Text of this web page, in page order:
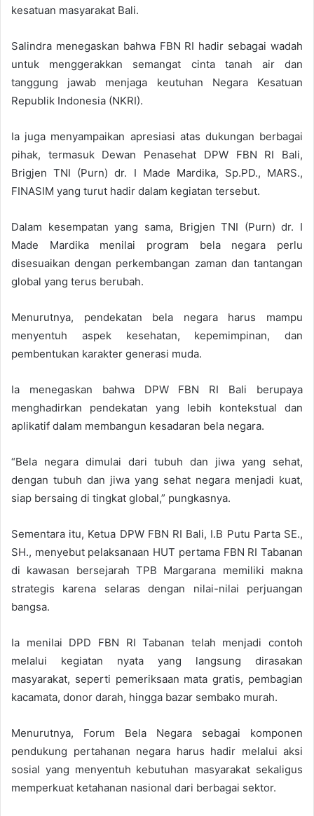
kesatuan masyarakat Bali.
Salindra menegaskan bahwa FBN RI hadir sebagai wadah
untuk menggerakkan semangat cinta tanah air dan
tanggung jawab menjaga keutuhan Negara Kesatuan
Republik Indonesia (NKRI).
Ia juga menyampaikan apresiasi atas dukungan berbagai
pihak, termasuk Dewan Penasehat DPW FBN RI Bali,
Brigjen TNI (Purn) dr. I Made Mardika, Sp.PD., MARS.,
FINASIM yang turut hadir dalam kegiatan tersebut.
Dalam kesempatan yang sama, Brigjen TNI (Purn) dr. I
Made Mardika menilai program bela negara perlu
disesuaikan dengan perkembangan zaman dan tantangan
global yang terus berubah.
Menurutnya, pendekatan bela negara harus mampu
menyentuh aspek kesehatan, kepemimpinan, dan
pembentukan karakter generasi muda.
Ia menegaskan bahwa DPW FBN RI Bali berupaya
menghadirkan pendekatan yang lebih kontekstual dan
aplikatif dalam membangun kesadaran bela negara.
“Bela negara dimulai dari tubuh dan jiwa yang sehat,
dengan tubuh dan jiwa yang sehat negara menjadi kuat,
siap bersaing di tingkat global,” pungkasnya.
Sementara itu, Ketua DPW FBN RI Bali, I.B Putu Parta SE.,
SH., menyebut pelaksanaan HUT pertama FBN RI Tabanan
di kawasan bersejarah TPB Margarana memiliki makna
strategis karena selaras dengan nilai-nilai perjuangan
bangsa.
Ia menilai DPD FBN RI Tabanan telah menjadi contoh
melalui kegiatan nyata yang langsung dirasakan
masyarakat, seperti pemeriksaan mata gratis, pembagian
kacamata, donor darah, hingga bazar sembako murah.
Menurutnya, Forum Bela Negara sebagai komponen
pendukung pertahanan negara harus hadir melalui aksi
sosial yang menyentuh kebutuhan masyarakat sekaligus
memperkuat ketahanan nasional dari berbagai sektor.